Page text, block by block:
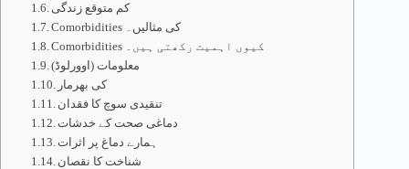
کم متوقع زندگی
Comorbidities کی مثالیں۔
Comorbidities کیوں اہمیت رکھتی ہیں۔
(معلومات (اوورلوڈ
کی بھرمار
تنقیدی سوچ کا فقدان
دماغی صحت کے خدشات
ہمارے دماغ پر اثرات
شناخت کا نقصان